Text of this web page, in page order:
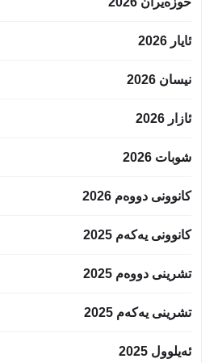
ئایار 2026
نیسان 2026
ئازار 2026
شوبات 2026
کانوونی دووەم 2026
کانوونی یەکەم 2025
تشرینی دووەم 2025
تشرینی یەکەم 2025
ئەیلوول 2025